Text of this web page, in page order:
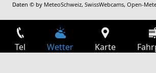
Daten © by MeteoSchweiz,SwissWebcams,Open-
Tel Wetter Karte